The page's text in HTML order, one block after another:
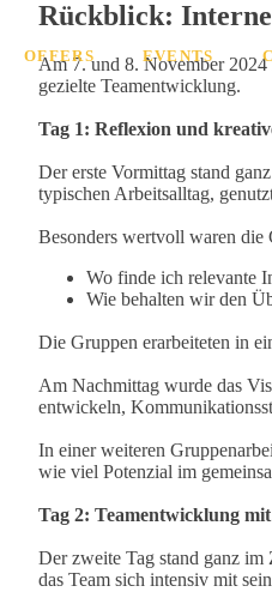
OFFERS EVENTS
Rückblick:
Am 7. und 8. November
gezielte Teamentwicklung.
Tag 1: Reflexion und
Der erste Vormittag stand
typischen Arbeitsalltag,
Besonders wertvoll waren die
Wo finde ich relevante
Wie behalten wir den
Die Gruppen erarbeiteten in
Am Nachmittag wurde das
entwickeln,
In einer weiteren
wie viel Potenzial im
Tag 2: Teamentwicklung
Der zweite Tag stand ganz
das Team sich intensiv mit